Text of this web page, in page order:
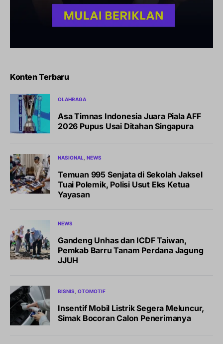
Konten Terbaru
OLAHRAGA
Asa Timnas Indonesia Juara Piala AFF
2026 Pupus Usai Ditahan Singapura
NASIONAL NEWS
Temuan 995 Senjata di Sekolah Jaksel
Tuai Polemik, Polisi Usut Eks Ketua
Yayasan
NEWS
Gandeng Unhas dan ICDF Taiwan,
Pemkab Barru Tanam Perdana Jagung
JJUH
BISNIS OTOMOTIF
Insentif Mobil Listrik Segera Meluncur,
Simak Bocoran Calon Penerimanya